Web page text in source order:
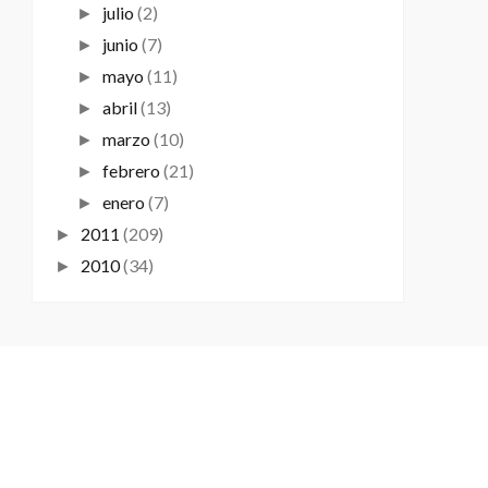
► julio (2)
► junio (7)
► mayo (11)
► abril(13)
► marzo (10)
► febrero (21)
► enero (7)
► 2011 (209)
► 2010(34)